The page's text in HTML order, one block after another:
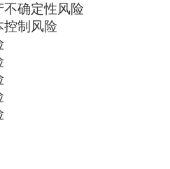
确定性风险
制风险